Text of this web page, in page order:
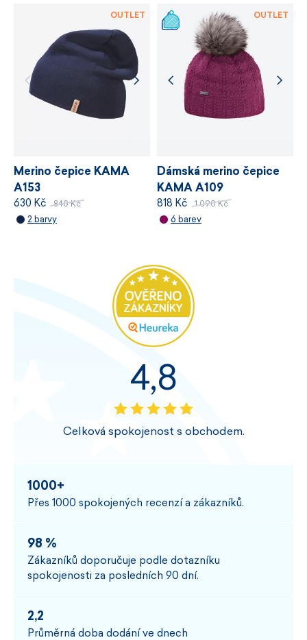
Pletená jednobarevná šála z hladkého úpletu.
Materiál Schoeller:
50 % merino vlna, 50 % akryl.
Certifikace bluesign® APPROVED.
Rozměr 22 × 170 cm.
Merino čepice KAMA
A153
630 Kč 840 Kč
2 barvy
OUTLET
Dámská merino čepice
KAMA A109
818 Kč 1 090 Kč
6 barev
OUTLET
4,8
Celková spokojenost s obchodem.
1000+
Přes 1000 spokojených recenzí a zákazníků.
98 %
Zákazníků doporučuje podle dotazníku
spokojenosti za posledních 90 dní.
2,2
Průměrná doba dodání ve dnech